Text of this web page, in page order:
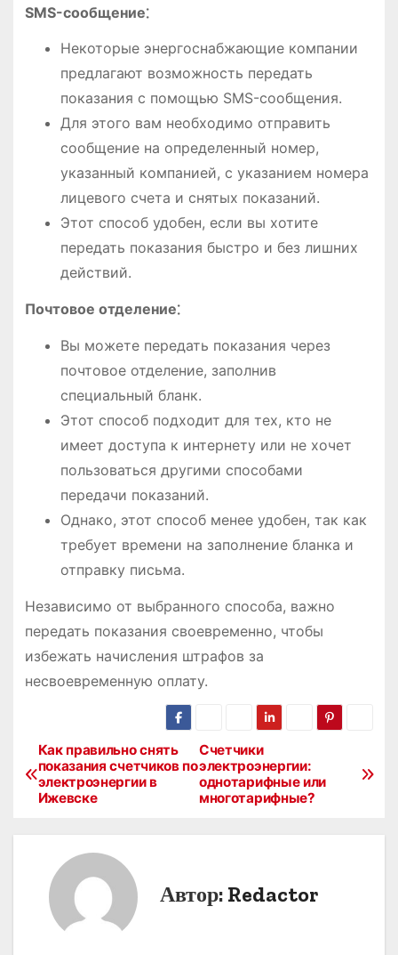
SMS-сообщение⁚
Некоторые энергоснабжающие компании
предлагают возможность передать
показания с помощью SMS-сообщения.
Для этого вам необходимо отправить
сообщение на определенный номер,
указанный компанией, с указанием номера
лицевого счета и снятых показаний.
Этот способ удобен, если вы хотите
передать показания быстро и без лишних
действий.
Почтовое отделение⁚
Вы можете передать показания через
почтовое отделение, заполнив
специальный бланк.
Этот способ подходит для тех, кто не
имеет доступа к интернету или не хочет
пользоваться другими способами
передачи показаний.
Однако, этот способ менее удобен, так как
требует времени на заполнение бланка и
отправку письма.
Независимо от выбранного способа, важно
передать показания своевременно, чтобы
избежать начисления штрафов за
несвоевременную оплату.
Н
Счетчики
электроэнергии:
однотарифные или
многотарифные?
Как правильно снять
показания счетчиков по
электроэнергии в
Ижевске
Автор: Redactor